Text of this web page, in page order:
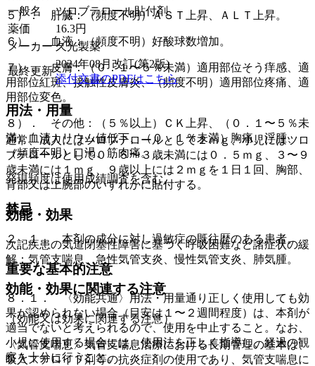
５）． 肝臓：（頻度不明）ＡＳＴ上昇、ＡＬＴ上昇。
６）． 血液：（頻度不明）好酸球数増加。
７）． 皮膚：（０．１〜５％未満）適用部位そう痒感、適
用部位紅斑、接触性皮膚炎、（頻度不明）適用部位疼痛、適
用部位変色。
８）． その他：（５％以上）ＣＫ上昇、（０．１〜５％未
満）血清カリウム値低下、（０．１％未満）胸痛、浮腫、
（頻度不明）口渇、筋肉痛。
発現頻度は使用成績調査を含む。
禁忌
２．１． 本剤の成分に対し過敏症の既往歴のある患者。
重要な基本的注意
８．１． 〈効能共通〉用法・用量通り正しく使用しても効
果が認められない場合（目安は１〜２週間程度）は、本剤が
適当でないと考えられるので、使用を中止すること。なお、
小児に使用する場合には、使用法を正しく指導し、経過の観
察を十分に行うこと。
一般名
ツロブテロール貼付剤
薬価
16.3円
メーカー 久光製薬
最終更新
2024年08月改訂(第2版)
添付文書のPDFはこちら
用法・用量
通常、成人にはツロブテロールとして２ｍｇ、小児にはツロ
ブテロールとして０．５〜３歳未満には０．５ｍｇ、３〜９
歳未満には１ｍｇ、９歳以上には２ｍｇを１日１回、胸部、
背部又は上腕部のいずれかに貼付する。
効能・効果
次記疾患の気道閉塞性障害に基づく呼吸困難など諸症状の緩
解：気管支喘息、急性気管支炎、慢性気管支炎、肺気腫。
効能・効果に関連する注意
（効能又は効果に関連する注意）
〈気管支喘息〉気管支喘息治療における長期管理の基本は、
吸入ステロイド剤等の抗炎症剤の使用であり、気管支喘息に